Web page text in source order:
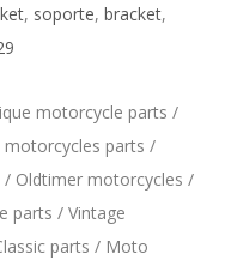
, soporte, bracket,
motorcycle parts /
parts /
Oldtimer motorcycles /
parts / Vintage
parts / Moto